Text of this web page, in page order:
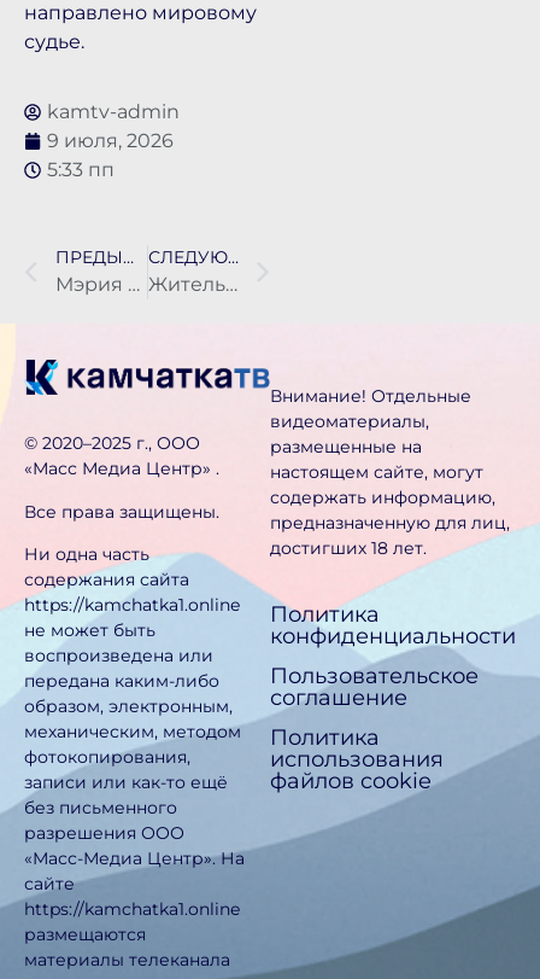
направлено мировому
судье.
kamtv-admin
9 июля, 2026
5:33 пп
ПРЕДЫДУЩАЯ НОВОСТЬ
Мэрия недовольна работой управляющих компаний по содержанию мусорных площадок
СЛЕДУЮЩАЯ НОВОСТЬ
Жительница Камчатского края лишилась более 5 млн рублей из-за мошенников
©️ 2020–2025 г., ООО
«Масс Медиа Центр» .
Все права защищены.
Ни одна часть
содержания сайта
https://kamchatka1.online
не может быть
воспроизведена или
передана каким-либо
образом, электронным,
механическим, методом
фотокопирования,
записи или как-то ещё
без письменного
разрешения ООО
«Масс-Медиа Центр». На
сайте
https://kamchatka1.online
размещаются
материалы телеканала
Внимание! Отдельные
видеоматериалы,
размещенные на
настоящем сайте, могут
содержать информацию,
предназначен­ную для лиц,
достигших 18 лет.
Политика
конфиденциальности
Пользовательское
соглашение
Политика
использования
файлов cookie